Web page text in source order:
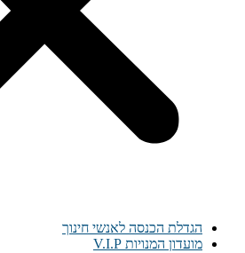
הגדלת הכנסה לאנשי חינוך
מועדון המנויות V.I.P